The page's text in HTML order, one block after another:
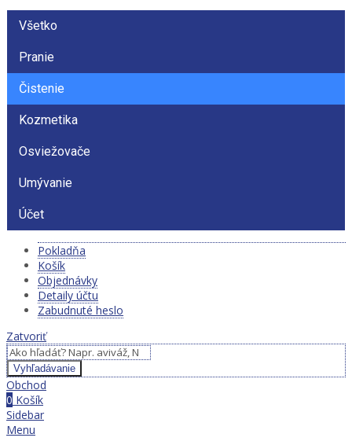
Všetko
Pranie
Čistenie
Kozmetika
Osviežovače
Umývanie
Účet
Pokladňa
Košík
Objednávky
Detaily účtu
Zabudnuté heslo
Zatvoriť
Vyhľadávanie
Obchod
0 Košík
Sidebar
Menu